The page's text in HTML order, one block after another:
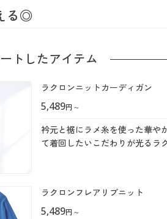
具・収納
る◎
トしたアイテム
ラクロンニットカーディガン
5,489円～
衿元と裾にラメ糸を使った華や
て着回したいこだわりが光るラ
ラクロンフレアリブニット
5,489円～